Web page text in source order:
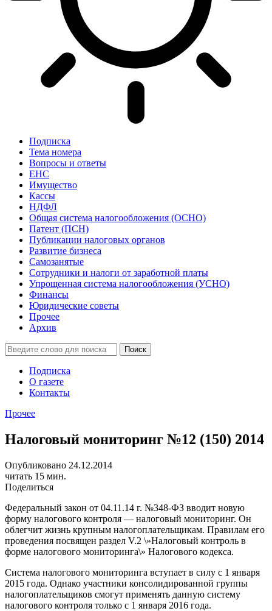
Подписка
Тема номера
Вопросы и ответы
ЕНС
Имущество
Кассы
НДФЛ
Общая система налогообложения (ОСНО)
Патент (ПСН)
Публикации налоговых органов
Развитие бизнеса
Самозанятые
Сотрудники и налоги от заработной платы
Упрощенная система налогообложения (УСНО)
Финансы
Юридические советы
Прочее
Архив
Подписка
О газете
Контакты
Прочее
Налоговый мониторинг №12 (150) 2014
Опубликовано 24.12.2014
читать 15 мин.
Поделиться
Федеральный закон от 04.11.14 г. №348-ФЗ вводит новую
форму налогового контроля — налоговый мониторинг. Он
облегчит жизнь крупным налогоплательщикам. Правилам его
проведения посвящен раздел V.2 \»Налоговый контроль в
форме налогового мониторинга\» Налогового кодекса.
Система налогового мониторинга вступает в силу с 1 января
2015 года. Однако участники консолидированной группы
налогоплательщиков смогут применять данную систему
налогового контроля только с 1 января 2016 года.